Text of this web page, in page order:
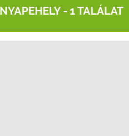
- 1 TALÁLAT